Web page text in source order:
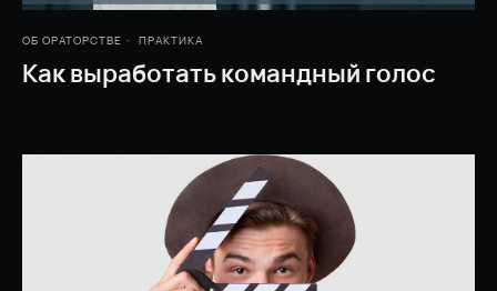
ОБ ОРАТОРСТВЕ ПРАКТИКА
Как выработать командный голос